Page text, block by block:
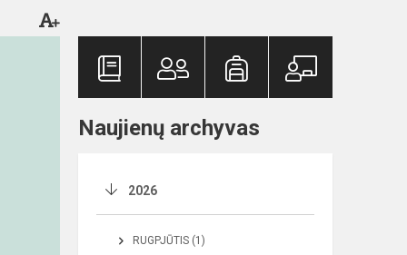
Naujienų archyvas
2026
RUGPJŪTIS (1)